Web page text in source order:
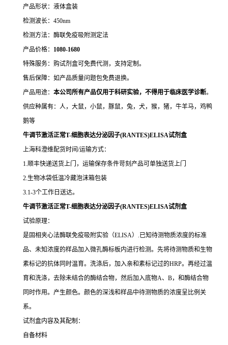
产品形状：液体盒装
检测波长：450nm
检测方法：酶联免疫吸附测定法
产品价格： 1080-1680
特殊服务：购试剂盒可免费代测，支持定制。
售后保障：如产品质量问题包免费退换。
产品用途： 本公司所有产品仅用于科研实验，不得用于临床医学诊断。
供应种属有：人，大鼠，小鼠，豚鼠，兔，犬，猴，猪，牛羊马，鸡鸭
鹅等
牛调节激活正常T-细胞表达分泌因子(RANTES)ELISA试剂盒
上海科澄维配货时间/运输方式：
1.顺丰快递送货上门，运输保存条件苛刻产品可单独送货上门
2.生物冰袋低温冷藏泡沫箱包装
3.1-3个工作日送达。
牛调节激活正常T-细胞表达分泌因子(RANTES)ELISA试剂盒
试验原理：
是固相夹心法酶联免疫吸附实验（ELISA）.已知待测物质浓度的标准
品、未知浓度的样品加入微孔酶标板内进行检测。先将待测物质和生物
素标记的抗体同时温育。洗涤后，加入亲和素标记过的HRP。再经过温
育和洗涤，去除未结合的酶结合物，然后加入底物A、B，和酶结合物
同时作用。产生颜色。颜色的深浅和样品中待测物质的浓度呈比例关
系。
试剂盒内容及其配制：
自备材料